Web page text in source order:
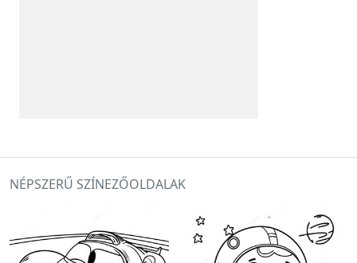
NÉPSZERŰ SZÍNEZŐOLDALAK